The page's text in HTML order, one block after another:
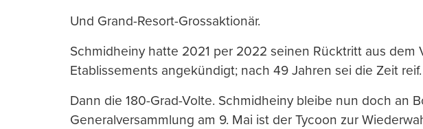
Und Grand-Resort-Grossaktionär.
Schmidheiny hatte 2021 per 2022 seinen Rücktritt aus dem
Etablissements angekündigt; nach 49 Jahren sei die Zeit reif.
Dann die 180-Grad-Volte. Schmidheiny bleibe nun doch an
Generalversammlung am 9. Mai ist der Tycoon zur